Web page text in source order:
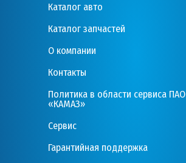
Каталог авто
Каталог запчастей
О компании
Контакты
Политика в области сервиса ПАО
«КАМАЗ»
Сервис
Гарантийная поддержка